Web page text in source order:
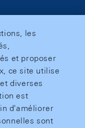
les
et proposer
ce site utilise
diverses
est
d'améliorer
sont